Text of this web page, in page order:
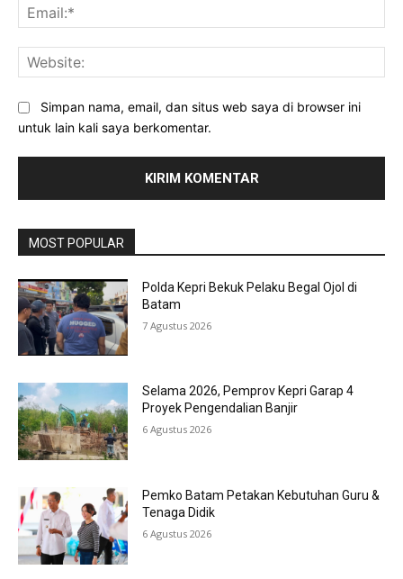
Simpan nama, email, dan situs web saya di browser ini
untuk lain kali saya berkomentar.
MOST POPULAR
Polda Kepri Bekuk Pelaku Begal Ojol di
Batam
7 Agustus 2026
Selama 2026, Pemprov Kepri Garap 4
Proyek Pengendalian Banjir
6 Agustus 2026
Pemko Batam Petakan Kebutuhan Guru &
Tenaga Didik
6 Agustus 2026